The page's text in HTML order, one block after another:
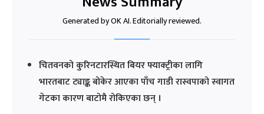
Generated by OK AI. Editorially reviewed.
चितवनको कुरिनटारस्थित बियर फ्याक्ट्रीका लागि
भारतबाट ट्याङ्क बोकेर आएका पाँच गाडी रास्वपाको स्वागत
गेटका कारण बाटोमै रोकिएका छन् ।